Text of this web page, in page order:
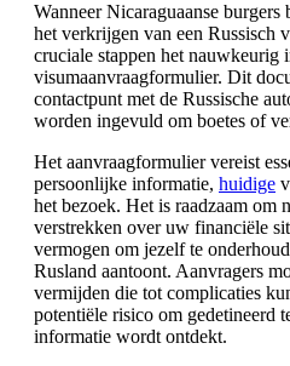
Wanneer Nicaraguaanse burgers
het verkrijgen van een Russisch
cruciale stappen het nauwkeurig
visumaanvraagformulier. Dit
contactpunt met de Russische
worden ingevuld om boetes of
Het aanvraagformulier vereist
persoonlijke informatie, huidige
het bezoek. Het is raadzaam om
verstrekken over uw financiële
vermogen om jezelf te
Rusland aantoont. Aanvragers
vermijden die tot complicaties
potentiële risico om gedetineerd
informatie wordt ontdekt.